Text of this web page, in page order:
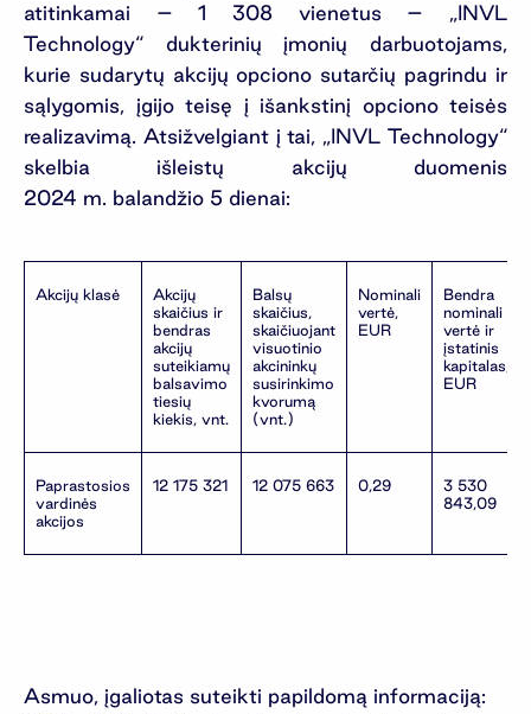
atitinkamai – 1 308 vienetus – „INVL
Technology“ dukterinių įmonių darbuotojams,
kurie sudarytų akcijų opciono sutarčių pagrindu ir
sąlygomis, įgijo teisę į išankstinį opciono teisės
realizavimą. Atsižvelgiant į tai, „INVL Technology“
skelbia išleistų akcijų duomenis
2024 m. balandžio 5 dienai:
Akcijų klasė
Akcijų
skaičius ir
bendras
akcijų
suteikiamų
balsavimo
tiesių
kiekis, vnt.
Balsų
skaičius,
skaičiuojant
visuotinio
akcininkų
susirinkimo
kvorumą
(vnt.)
Nominali
vertė,
EUR
Bendra
nominali
vertė ir
įstatinis
kapitalas,
EUR
Paprastosios
vardinės
akcijos
12 175 321 12 075 663 0,29
3 530
843,09
Asmuo, įgaliotas suteikti papildomą informaciją: